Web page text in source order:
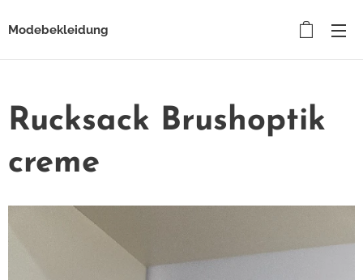
Modebekleidung
Rucksack Brushoptik
creme